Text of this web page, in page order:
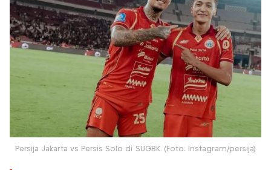
Persija Jakarta vs Persis Solo di SUGBK. (Foto: Instagram/persija)